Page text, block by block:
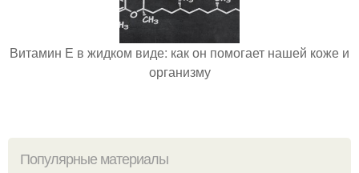
Витамин Е в жидком виде: как он помогает нашей коже и
организму
Популярные материалы